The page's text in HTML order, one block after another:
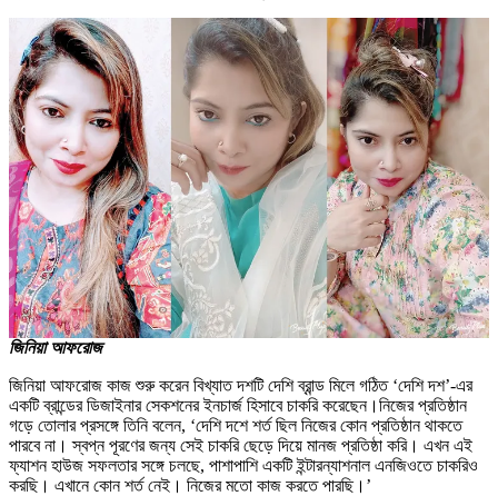
জিনিয়া আফরোজ
জিনিয়া আফরোজ কাজ শুরু করেন বিখ্যাত দশটি দেশি ব্রান্ড মিলে গঠিত ‘দেশি দশ’-এর
একটি ব্রান্ডের ডিজাইনার সেকশনের ইনচার্জ হিসাবে চাকরি করেছেন।নিজের প্রতিষ্ঠান
গড়ে তোলার প্রসঙ্গে তিনি বলেন, ‘দেশি দশে শর্ত ছিল নিজের কোন প্রতিষ্ঠান থাকতে
পারবে না। স্বপ্ন পূরণের জন্য সেই চাকরি ছেড়ে দিয়ে মানজ প্রতিষ্ঠা করি। এখন এই
ফ্যাশন হাউজ সফলতার সঙ্গে চলছে, পাশাপাশি একটি ইন্টারন্যাশনাল এনজিওতে চাকরিও
করছি। এখানে কোন শর্ত নেই। নিজের মতো কাজ করতে পারছি।’